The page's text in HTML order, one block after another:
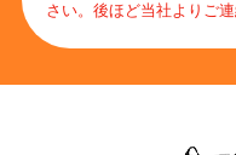
さい。後ほど当社よりご